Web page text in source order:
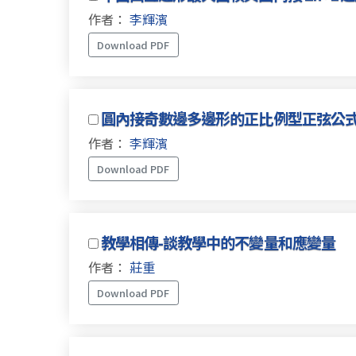
作者： 李輝濱
Download PDF
圓內接奇數邊多邊形的正比例型正弦公
作者： 李輝濱
Download PDF
教學相傳-談教學中的不變量和應變量
作者： 莊重
Download PDF